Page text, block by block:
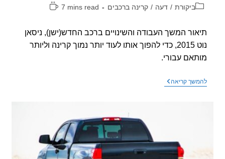
ביקורת / דעה / קרינה ברכבים
זמן
7 mins read
המשך העבודה והשינויים ברכב החדש(ישן), ניסאן
נוט 2015, כדי להפוך אותו לעוד יותר נמוך קרינה וליותר
עבורי.
קריאהרכישת
עבודה
ונסיעה